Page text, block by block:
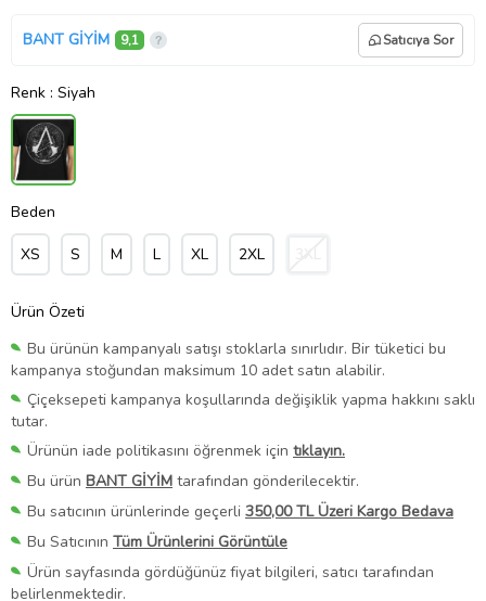
BANT GİYİM 9,1 Satıcıya Sor
Renk : Siyah
Beden
XS S M L XL 2XL 3XL
Ürün Özeti
Bu ürünün kampanyalı satışı stoklarla sınırlıdır. Bir tüketici bu
kampanya stoğundan maksimum 10 adet satın alabilir.
Çiçeksepeti kampanya koşullarında değişiklik yapma hakkını saklı
tutar.
Ürünün iade politikasını öğrenmek için tıklayın.
Bu ürün BANT GİYİM tarafından gönderilecektir.
Bu satıcının ürünlerinde geçerli 350,00 TL Üzeri Kargo Bedava
Bu Satıcının Tüm Ürünlerini Görüntüle
Ürün sayfasında gördüğünüz fiyat bilgileri, satıcı tarafından
belirlenmektedir.